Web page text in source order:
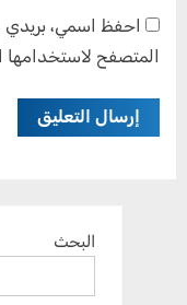
احفظ اسمي، بريدي
المتصفح لاستخدامها
البحث